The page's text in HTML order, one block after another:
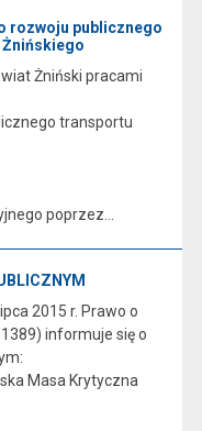
rozwoju publicznego
Żniński pracami
transportu
poprzez...
2015 r. Prawo o
informuje się o
Masa Krytyczna